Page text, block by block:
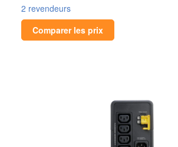
2 revendeurs
Comparer les prix